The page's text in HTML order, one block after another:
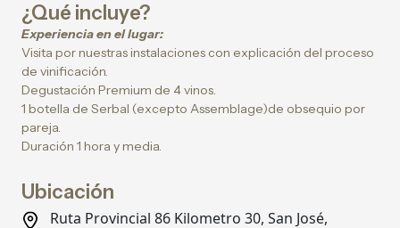
¿Qué incluye?
Experiencia en el lugar:
Visita por nuestras instalaciones con explicación del proceso
de vinificación.
Degustación Premium de 4 vinos.
1 botella de Serbal (excepto Assemblage)de obsequio por
pareja.
Duración 1 hora y media.
Ubicación
Ruta Provincial 86 Kilometro 30, San José,